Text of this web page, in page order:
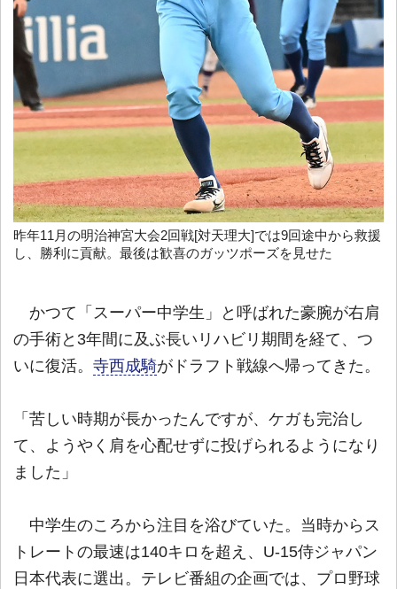
昨年11月の明治神宮大会2回戦[対天理大]では9回途中から救援
し、勝利に貢献。最後は歓喜のガッツポーズを見せた
かつて「スーパー中学生」と呼ばれた豪腕が右肩
の手術と3年間に及ぶ長いリハビリ期間を経て、つ
いに復活。 寺西成騎がドラフト戦線へ帰ってきた。
「苦しい時期が長かったんですが、ケガも完治し
て、ようやく肩を心配せずに投げられるようになり
ました」
中学生のころから注目を浴びていた。当時からス
トレートの最速は140キロを超え、U-15侍ジャパン
日本代表に選出。テレビ番組の企画では、プロ野球